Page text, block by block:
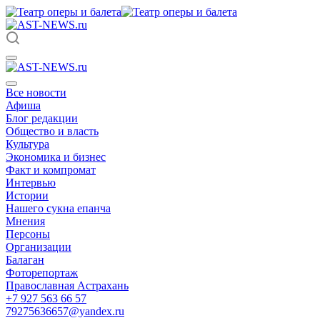
Все новости
Афиша
Блог редакции
Общество и власть
Культура
Экономика и бизнес
Факт и компромат
Интервью
Истории
Нашего сукна епанча
Мнения
Персоны
Организации
Балаган
Фоторепортаж
Православная Астрахань
+7 927 563 66 57
79275636657@yandex.ru